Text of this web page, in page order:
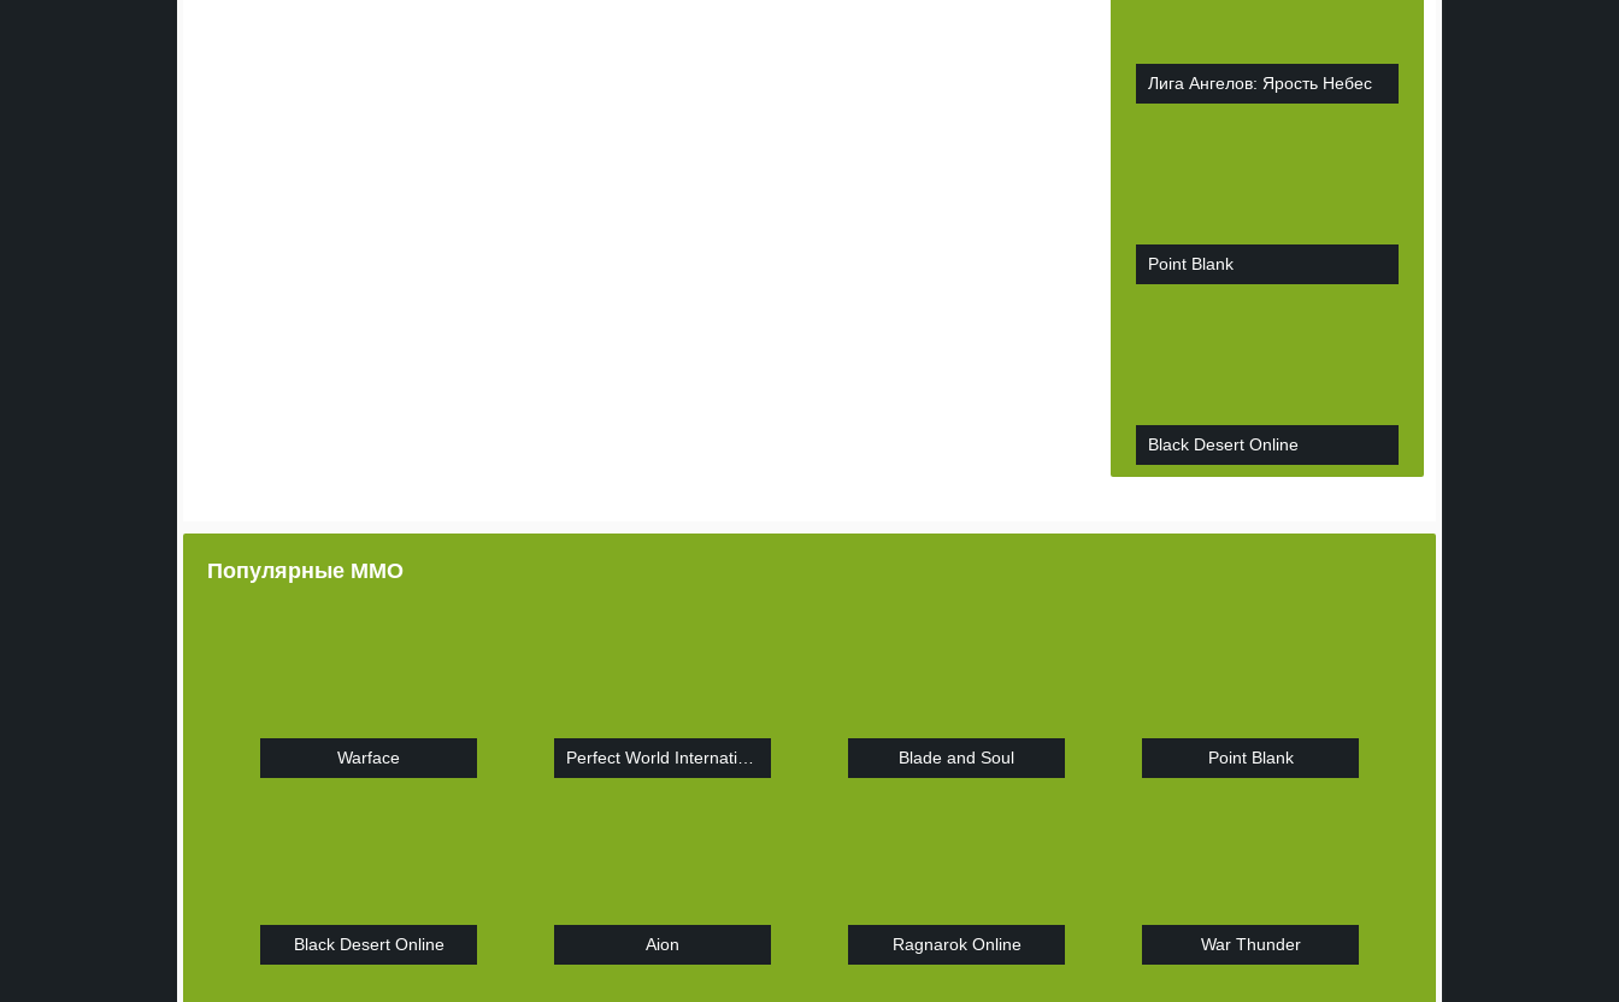
Лига Ангелов: Ярость Небес
Point Blank
Black Desert Online
Популярные ММО
Warface Blade and Soul Point Blank
Black Desert Online Aion Ragnarok Online War Thunder